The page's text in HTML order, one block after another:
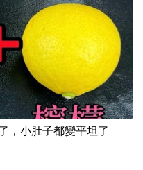
，小肚子都變平坦了